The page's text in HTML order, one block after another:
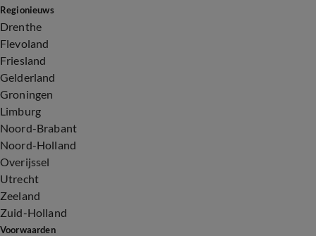
Regionieuws
Drenthe
Flevoland
Friesland
Gelderland
Groningen
Limburg
Noord-Brabant
Noord-Holland
Overijssel
Utrecht
Zeeland
Zuid-Holland
Voorwaarden